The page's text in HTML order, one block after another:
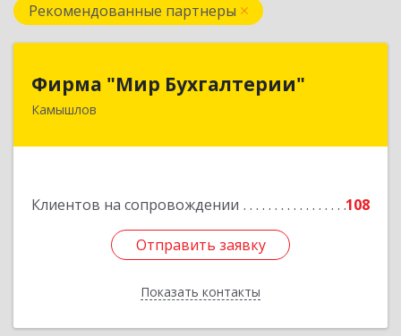
Рекомендованные партнеры
Фирма "Мир Бухгалтерии"
Камышлов
Клиентов на сопровождении 108
Отправить заявку
Показать контакты
624860, Свердловская обл, Камышлов г,
Отправить заявку
Назад